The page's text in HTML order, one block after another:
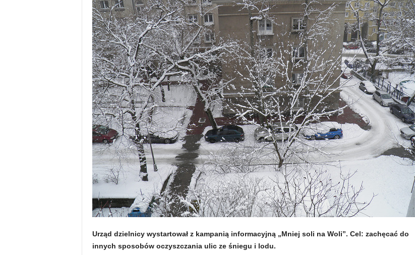
Urząd dzielnicy wystartował z kampanią informacyjną „Mniej soli na Woli”. Cel: zachęcać do
innych sposobów oczyszczania ulic ze śniegu i lodu.